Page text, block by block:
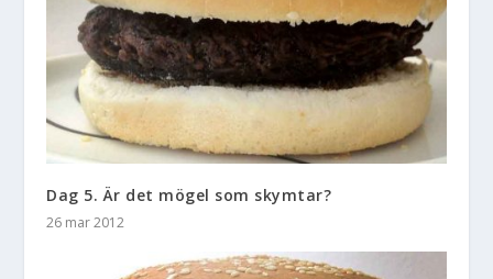
Dag 5. Är det mögel som skymtar?
26 mar 2012